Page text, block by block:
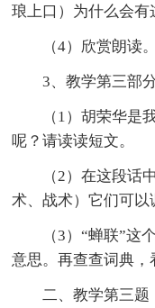
琅上口）为什么会有
（4）欣赏朗读。
3、教学第三部分
（1）胡荣华是
呢？请读读短文。
（2）在这段话
术、战术）它们可以
（3）“蝉联”这
意思。再查查词典，
二、教学第三题